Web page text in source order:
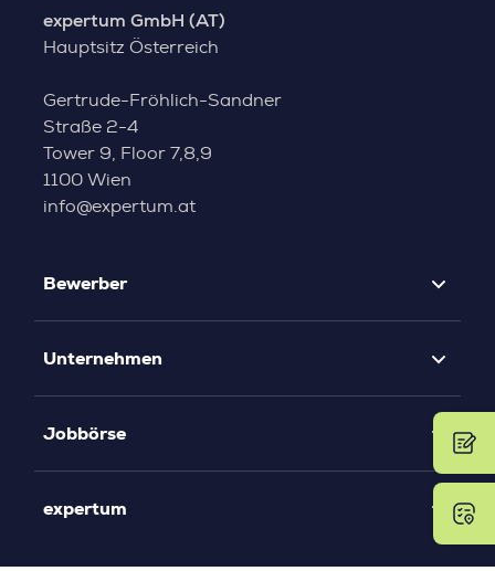
expertum GmbH (AT)
Hauptsitz Österreich
Gertrude-Fröhlich-Sandner
Straße 2-4
Tower 9, Floor 7,8,9
1100 Wien
info@expertum.at
Bewerber
Unternehmen
Jobbörse
expertum